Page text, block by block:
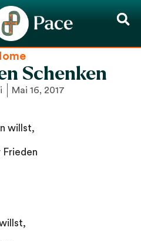
Schenken
Mai 16, 2017
willst,
Frieden